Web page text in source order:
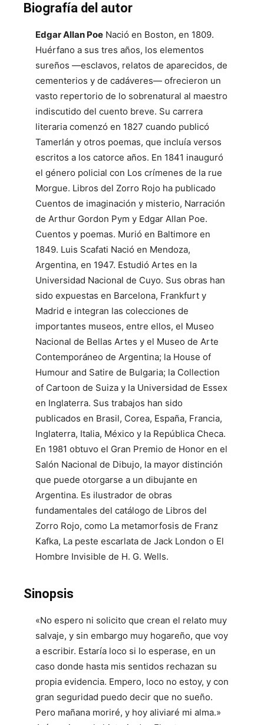
Biografía del autor
Edgar Allan Poe Nació en Boston, en 1809.
Huérfano a sus tres años, los elementos
sureños ―esclavos, relatos de aparecidos, de
cementerios y de cadáveres― ofrecieron un
vasto repertorio de lo sobrenatural al maestro
indiscutido del cuento breve. Su carrera
literaria comenzó en 1827 cuando publicó
Tamerlán y otros poemas, que incluía versos
escritos a los catorce años. En 1841 inauguró
el género policial con Los crímenes de la rue
Morgue. Libros del Zorro Rojo ha publicado
Cuentos de imaginación y misterio, Narración
de Arthur Gordon Pym y Edgar Allan Poe.
Cuentos y poemas. Murió en Baltimore en
1849. Luis Scafati Nació en Mendoza,
Argentina, en 1947. Estudió Artes en la
Universidad Nacional de Cuyo. Sus obras han
sido expuestas en Barcelona, Frankfurt y
Madrid e integran las colecciones de
importantes museos, entre ellos, el Museo
Nacional de Bellas Artes y el Museo de Arte
Contemporáneo de Argentina; la House of
Humour and Satire de Bulgaria; la Collection
of Cartoon de Suiza y la Universidad de Essex
en Inglaterra. Sus trabajos han sido
publicados en Brasil, Corea, España, Francia,
Inglaterra, Italia, México y la República Checa.
En 1981 obtuvo el Gran Premio de Honor en el
Salón Nacional de Dibujo, la mayor distinción
que puede otorgarse a un dibujante en
Argentina. Es ilustrador de obras
fundamentales del catálogo de Libros del
Zorro Rojo, como La metamorfosis de Franz
Kafka, La peste escarlata de Jack London o El
Hombre Invisible de H. G. Wells.
Sinopsis
«No espero ni solicito que crean el relato muy
salvaje, y sin embargo muy hogareño, que voy
a escribir. Estaría loco si lo esperase, en un
caso donde hasta mis sentidos rechazan su
propia evidencia. Empero, loco no estoy, y con
gran seguridad puedo decir que no sueño.
Pero mañana moriré, y hoy aliviaré mi alma.»